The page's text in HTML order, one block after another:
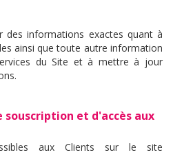
des informations exactes quant à
ainsi que toute autre information
du Site et à mettre à jour
et d'accès aux
aux Clients sur le site